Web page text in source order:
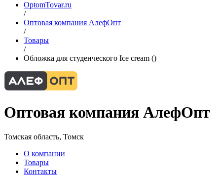
OptomTovar.ru
/
Оптовая компания АлефОпт
/
Товары
/
Обложка для студенческого Ice cream ()
Оптовая компания АлефОпт
Томская область, Томск
О компании
Товары
Контакты